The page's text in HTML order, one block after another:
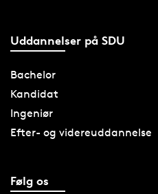
Uddannelser på SDU
Bachelor
Kandidat
Ingeniør
Efter- og videreuddannelse
Følg os